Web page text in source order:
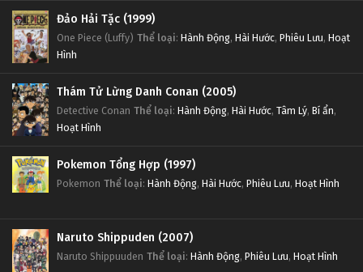
Đảo Hải Tặc (1999)
One Piece (Luffy) Thể loại: Hành Động, Hài Hước, Phiêu Lưu, Hoạt
Hình
Thám Tử Lừng Danh Conan (2005)
Detective Conan Thể loại: Hành Động, Hài Hước, Tâm Lý, Bí ẩn,
Hoạt Hình
Pokemon Tổng Hợp (1997)
Pokemon Thể loại: Hành Động, Hài Hước, Phiêu Lưu, Hoạt Hình
Naruto Shippuden (2007)
Naruto Shippuuden Thể loại: Hành Động, Phiêu Lưu, Hoạt Hình